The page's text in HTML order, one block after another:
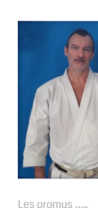
Les promus …..